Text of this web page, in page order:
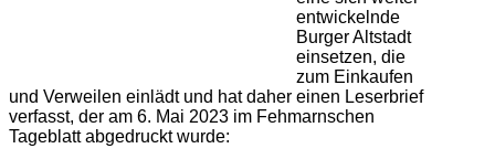
entwickelnde
Burger Altstadt
einsetzen, die
zum Einkaufen
und Verweilen einlädt und hat daher einen Leserbrief
verfasst, der am 6. Mai 2023 im Fehmarnschen
Tageblatt abgedruckt wurde: